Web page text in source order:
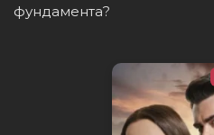
фундамента?